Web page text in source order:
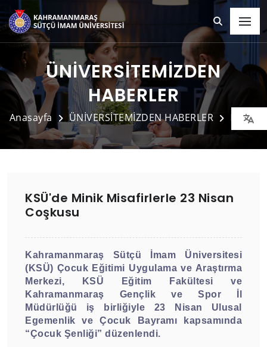
ÜNİVERSİTEMİZDEN
HABERLER
Anasayfa ÜNİVERSİTEMİZDEN HABERLER Detay
KSÜ'de Minik Misafirlerle 23 Nisan
Coşkusu
Kahramanmaraş Sütçü İmam Üniversitesi
(KSÜ) Çocuk Eğitimi Uygulama ve Araştırma
Merkezi, KSÜ Eğitim Fakültesi ve
Kahramanmaraş Gençlik ve Spor İl
Müdürlüğü iş birliğiyle 23 Nisan Ulusal
Egemenlik ve Çocuk Bayramı kapsamında
“Çocuk Şenliği” düzenlendi.